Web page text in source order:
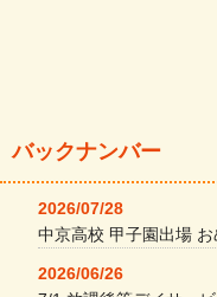
バックナンバー
2026/07/28
中京高校 甲子園出場 お
2026/06/26